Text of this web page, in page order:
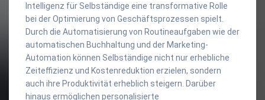
Intelligenz für Selbständige eine transformative Rolle
bei der Optimierung von Geschäftsprozessen spielt.
Durch die Automatisierung von Routineaufgaben wie der
automatischen Buchhaltung und der Marketing-
Automation können Selbständige nicht nur erhebliche
Zeiteffizienz und Kostenreduktion erzielen, sondern
auch ihre Produktivität erheblich steigern. Darüber
hinaus ermöglichen personalisierte